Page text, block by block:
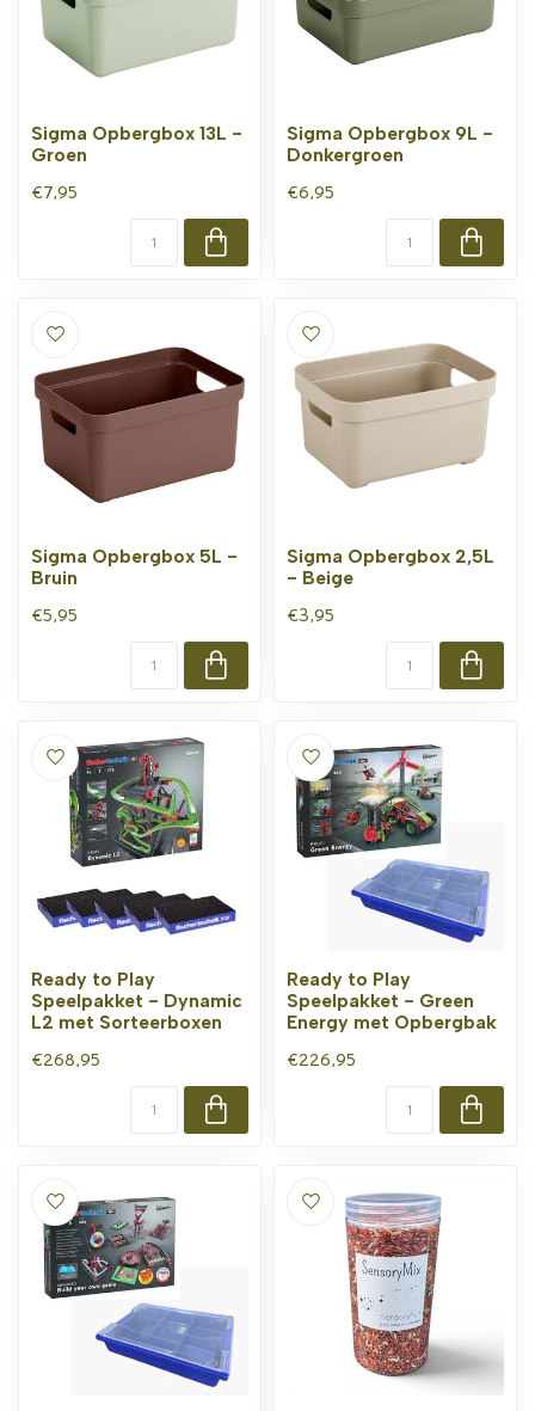
Sigma Opbergbox 13L -
Groen
€7,95
Sigma Opbergbox 9L -
Donkergroen
€6,95
Sigma Opbergbox 5L -
Bruin
€5,95
Sigma Opbergbox 2,5L
- Beige
€3,95
Ready to Play
Speelpakket - Dynamic
L2 met Sorteerboxen
€268,95
Ready to Play
Speelpakket - Green
Energy met Opbergbak
€226,95